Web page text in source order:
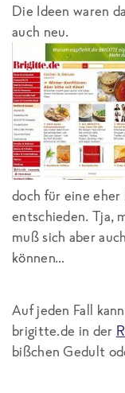
Die Ideen waren
auch neu.
doch für eine eher
entschieden. Tja,
muß sich aber
können…
Auf jeden Fall
brigitte.de in der
bißchen Gedult